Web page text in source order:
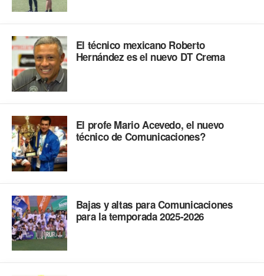
El técnico mexicano Roberto
Hernández es el nuevo DT Crema
El profe Mario Acevedo, el nuevo
técnico de Comunicaciones?
Bajas y altas para Comunicaciones
para la temporada 2025-2026